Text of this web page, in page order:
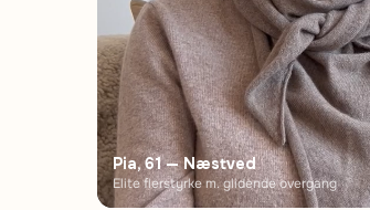
Pia, 61 — Næstved
Elite flerstyrke m. glidende overgang